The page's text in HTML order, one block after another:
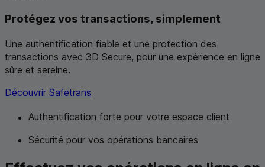
Protégez vos transactions, simplement
Une authentification fiable et une protection des
transactions avec 3D Secure, pour une expérience en ligne
sûre et sereine.
Découvrir Safetrans
Authentification forte pour votre espace client
Sécurité pour vos opérations bancaires